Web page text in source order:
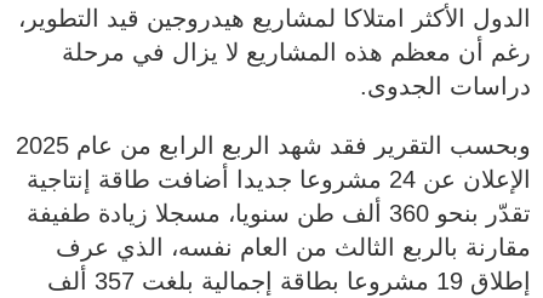
الدول الأكثر امتلاكا لمشاريع هيدروجين قيد التطوير،
رغم أن معظم هذه المشاريع لا يزال في مرحلة
دراسات الجدوى.
وبحسب التقرير فقد شهد الربع الرابع من عام 2025
الإعلان عن 24 مشروعا جديدا أضافت طاقة إنتاجية
تقدّر بنحو 360 ألف طن سنويا، مسجلا زيادة طفيفة
مقارنة بالربع الثالث من العام نفسه، الذي عرف
إطلاق 19 مشروعا بطاقة إجمالية بلغت 357 ألف